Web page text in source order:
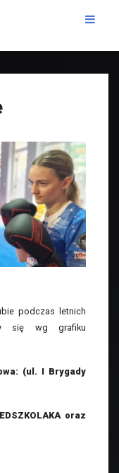
podczas letnich
się wg grafiku
(ul. I Brygady
oraz